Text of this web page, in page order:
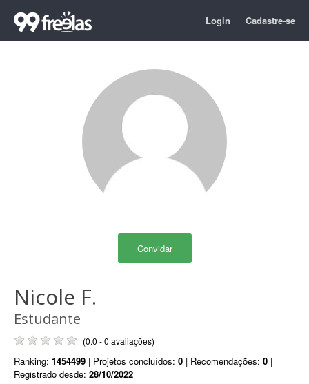
Login Cadastre-se
Convidar
Nicole F.
Estudante
(0.0 - 0 avaliações)
Ranking: 1454499 | Projetos concluídos: 0 | Recomendações: 0 |
Registrado desde: 28/10/2022